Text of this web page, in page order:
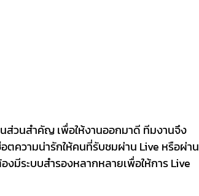
นส่วนสำคัญ เพื่อให้งานออกมาดี ทีมงานจึง
ความน่ารักให้คนที่รับชมผ่าน Live หรือผ่าน
มีระบบสำรองหลากหลายเพื่อให้การ Live